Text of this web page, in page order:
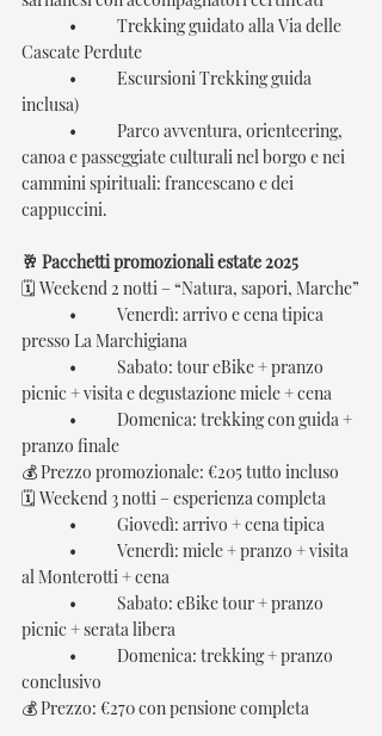
Cascate Perdute
inclusa)
canoa e passeggiate culturali nel borgo e nei
cammini spirituali: francescano e dei
cappuccini.
🥂 Pacchetti promozionali estate 2025
🗓 Weekend 2 notti – “Natura, sapori, Marche”
presso La Marchigiana
picnic + visita e degustazione miele + cena
pranzo finale
💰 Prezzo promozionale: €205 tutto incluso
🗓 Weekend 3 notti – esperienza completa
	•	Giovedì: arrivo + cena tipica
al Monterotti + cena
picnic + serata libera
conclusivo
💰 Prezzo: €270 con pensione completa